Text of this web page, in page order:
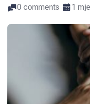
0 comments 1